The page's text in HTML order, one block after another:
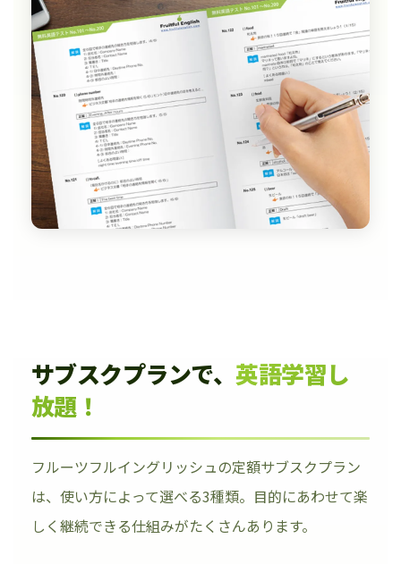
サブスクプランで、 英語学習し
放題！
フルーツフルイングリッシュの定額サブスクプラン
は、使い方によって選べる3種類。目的にあわせて楽
しく継続できる仕組みがたくさんあります。